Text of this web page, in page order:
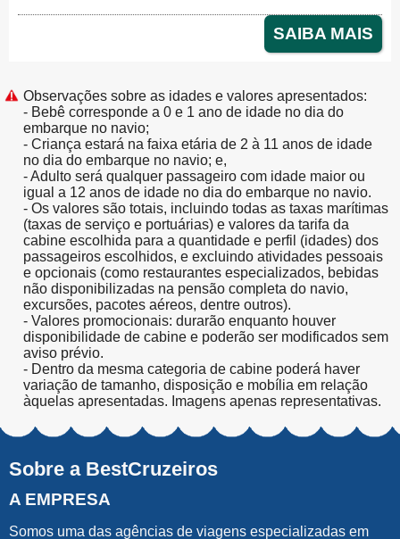
Port Klang (Pelabuhan Klang),
Colombo, Cochin, Mumbai (ex
Bombay), Dubai, Muscat, Al 'Aqabah,
(Alexandria), Civitavecchia, Genova,
Marseille, Barcelona
SAIBA MAIS
Observações sobre as idades e valores apresentados:
- Bebê corresponde a 0 e 1 ano de idade no dia do
embarque no navio;
- Criança estará na faixa etária de 2 à 11 anos de idade
no dia do embarque no navio; e,
- Adulto será qualquer passageiro com idade maior ou
igual a 12 anos de idade no dia do embarque no navio.
- Os valores são totais, incluindo todas as taxas marítimas
(taxas de serviço e portuárias) e valores da tarifa da
cabine escolhida para a quantidade e perfil (idades) dos
passageiros escolhidos, e excluindo atividades pessoais
e opcionais (como restaurantes especializados, bebidas
não disponibilizadas na pensão completa do navio,
excursões, pacotes aéreos, dentre outros).
- Valores promocionais: durarão enquanto houver
disponibilidade de cabine e poderão ser modificados sem
aviso prévio.
- Dentro da mesma categoria de cabine poderá haver
variação de tamanho, disposição e mobília em relação
àquelas apresentadas. Imagens apenas representativas.
Sobre a BestCruzeiros
A EMPRESA
Somos uma das agências de viagens especializadas em